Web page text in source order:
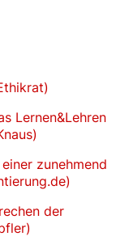
Lernen&Lehren
zunehmend
der